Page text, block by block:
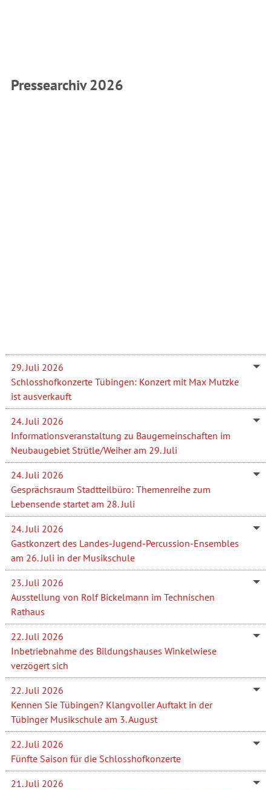
Pressearchiv 2026
29. Juli 2026
Schlosshofkonzerte Tübingen: Konzert mit Max Mutzke
ist ausverkauft
24. Juli 2026
Informationsveranstaltung zu Baugemeinschaften im
Neubaugebiet Strütle/Weiher am 29. Juli
24. Juli 2026
Gesprächsraum Stadtteilbüro: Themenreihe zum
Lebensende startet am 28. Juli
24. Juli 2026
Gastkonzert des Landes-Jugend-Percussion-Ensembles
am 26. Juli in der Musikschule
23. Juli 2026
Ausstellung von Rolf Bickelmann im Technischen
Rathaus
22. Juli 2026
Inbetriebnahme des Bildungshauses Winkelwiese
verzögert sich
22. Juli 2026
Kennen Sie Tübingen? Klangvoller Auftakt in der
Tübinger Musikschule am 3. August
22. Juli 2026
Fünfte Saison für die Schlosshofkonzerte
21. Juli 2026